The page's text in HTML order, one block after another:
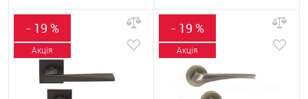
- 19 %
Акція
- 19 %
Акція